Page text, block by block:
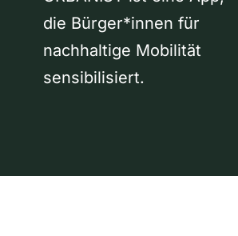
die Bürger*innen für
nachhaltige Mobilität
sensibilisiert.